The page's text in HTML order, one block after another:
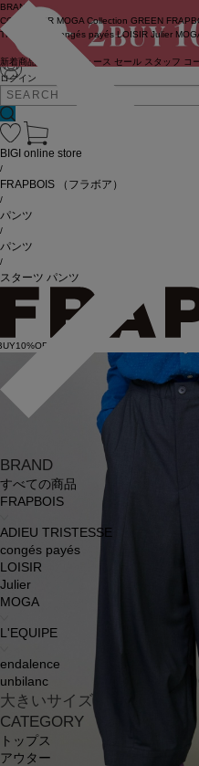
ログイン
BRAND
COUTURIER MOGA Collection GREEN
TRISTESSE
congés payés LOISIR Julier
新着商品 ニュース セール スタッフ コ
BRAND
すべての商品
FRAPBOIS
ADIEU TRISTESSE
congés payés
LOISIR
Julier
MOGA
L'EQUIPE
endalence
unbilanc
大きいサイズ
CATEGORY
トップス
アウター
BIGI online store
/
FRAPBOIS （フラボア）
/
パンツ
/
パンツ
/
スターツ パンツ